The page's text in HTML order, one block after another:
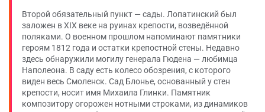
Второй обязательный пункт — сады. Лопатинский был
заложен в XIX веке на руинах крепости, возведённой
поляками. О военном прошлом напоминают памятники
героям 1812 года и остатки крепостной стены. Недавно
здесь обнаружили могилу генерала Гюдена — любимца
Наполеона. В саду есть колесо обозрения, с которого
виден весь Смоленск. Сад Блонье, основанный у стен
крепости, носит имя Михаила Глинки. Памятник
композитору огорожен нотными строками, из динамиков